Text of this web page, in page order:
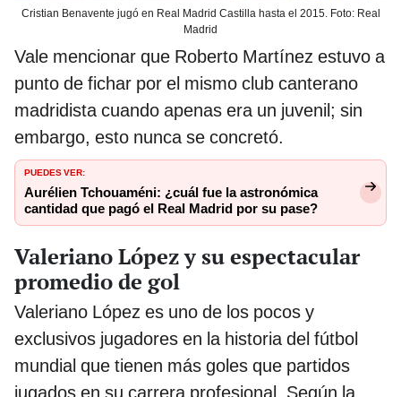
Cristian Benavente jugó en Real Madrid Castilla hasta el 2015. Foto: Real
Madrid
Vale mencionar que Roberto Martínez estuvo a
punto de fichar por el mismo club canterano
madridista cuando apenas era un juvenil; sin
embargo, esto nunca se concretó.
PUEDES VER:
Aurélien Tchouaméni: ¿cuál fue la astronómica
cantidad que pagó el Real Madrid por su pase?
Valeriano López y su espectacular
promedio de gol
Valeriano López es uno de los pocos y
exclusivos jugadores en la historia del fútbol
mundial que tienen más goles que partidos
jugados en su carrera profesional. Según la